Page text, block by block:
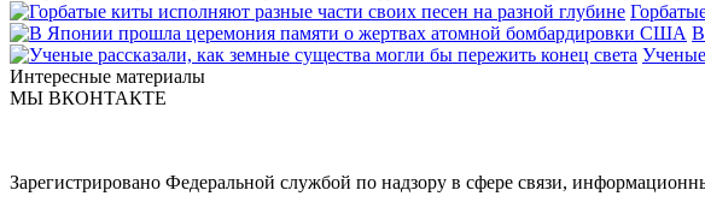
Ученые
Интересные материалы
МЫ ВКОНТАКТЕ
Зарегистрировано Федеральной службой по надзору в сфере связи,